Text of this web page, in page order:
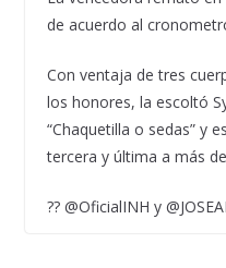
de acuerdo al
Con ventaja de tres
los honores, la escoltó
“Chaquetilla o sedas” y
tercera y última a más
?? @OficialINH y